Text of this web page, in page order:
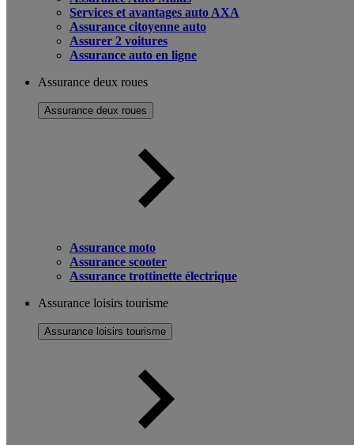
Services et avantages auto AXA
Assurance citoyenne auto
Assurer 2 voitures
Assurance auto en ligne
Assurance deux roues
Assurance deux roues
Assurance moto
Assurance scooter
Assurance trottinette électrique
Assurance loisirs tourisme
Assurance loisirs tourisme